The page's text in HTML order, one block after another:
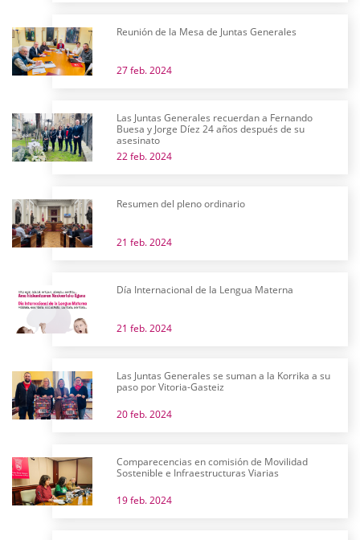
Reunión de la Mesa de Juntas Generales
27 feb. 2024
Las Juntas Generales recuerdan a Fernando
Buesa y Jorge Díez 24 años después de su
asesinato
22 feb. 2024
Resumen del pleno ordinario
21 feb. 2024
Día Internacional de la Lengua Materna
21 feb. 2024
Las Juntas Generales se suman a la Korrika a su
paso por Vitoria-Gasteiz
20 feb. 2024
Comparecencias en comisión de Movilidad
Sostenible e Infraestructuras Viarias
19 feb. 2024